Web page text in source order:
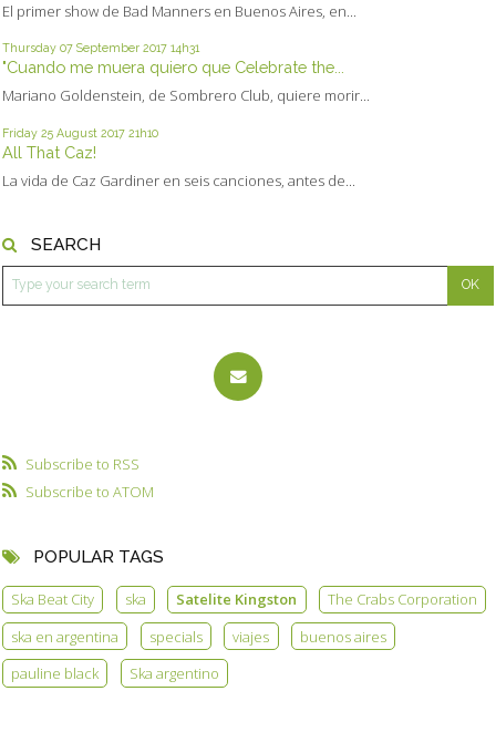
El primer show de Bad Manners en Buenos Aires, en...
Thursday 07 September 2017 14h31
"Cuando me muera quiero que Celebrate the...
Mariano Goldenstein, de Sombrero Club, quiere morir...
Friday 25 August 2017 21h10
All That Caz!
La vida de Caz Gardiner en seis canciones, antes de...
SEARCH
Subscribe to RSS
Subscribe to ATOM
POPULAR TAGS
Ska Beat City ska Satelite Kingston
The Crabs Corporation
ska en argentina
specials viajes
buenos aires
pauline black
Ska argentino